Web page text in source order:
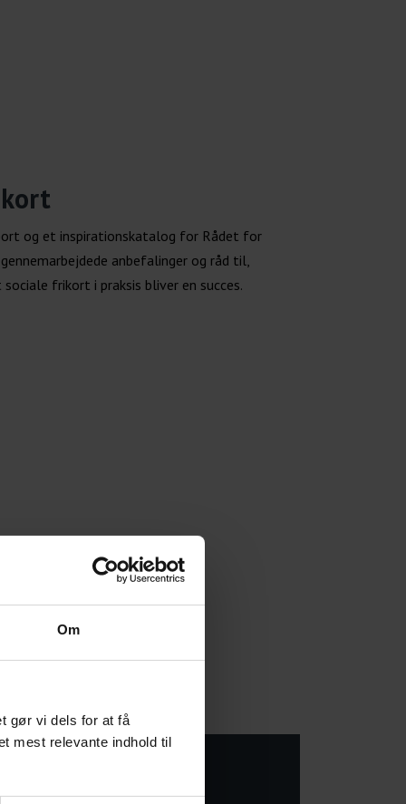
Om
gør vi dels for at få
mest relevante indhold til
og et inspirationskatalog for Rådet for
anbefalinger og råd til,
frikort i praksis bliver en succes.